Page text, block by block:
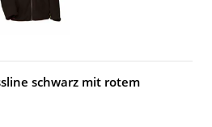
schwarz mit rotem